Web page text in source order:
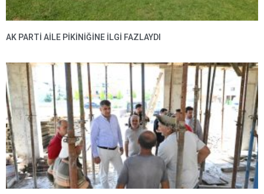
AK PARTI AILE PIKINIĞINE İLGI FAZLAYDI